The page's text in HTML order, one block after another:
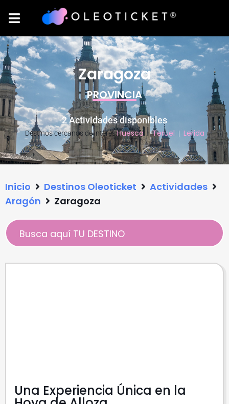
Zaragoza
PROVINCIA
2 Actividades disponibles
Destinos cercanos de interés:Huesca | Teruel | Lerida
Inicio Destinos Oleoticket
Actividades
Aragón
Zaragoza
Una Experiencia Única en la